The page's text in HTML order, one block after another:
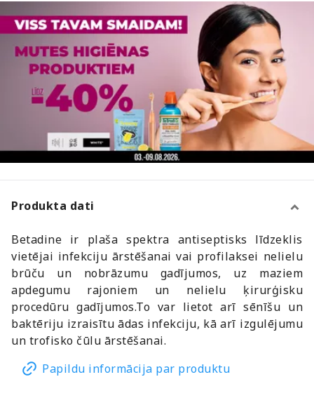
Produkta dati
Betadine ir plaša spektra antiseptisks līdzeklis
vietējai infekciju ārstēšanai vai profilaksei nelielu
brūču un nobrāzumu gadījumos, uz maziem
apdegumu rajoniem un nelielu ķirurģisku
procedūru gadījumos.To var lietot arī sēnīšu un
baktēriju izraisītu ādas infekciju, kā arī izgulējumu
un trofisko čūlu ārstēšanai.
Papildu informācija par produktu